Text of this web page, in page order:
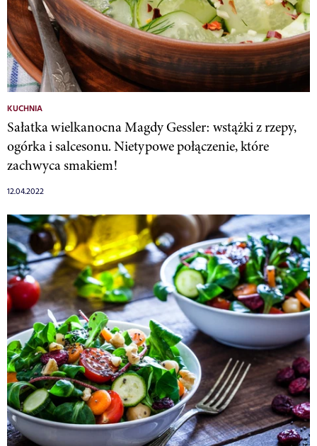
KUCHNIA
Sałatka wielkanocna Magdy Gessler: wstążki z rzepy,
ogórka i salcesonu. Nietypowe połączenie, które
zachwyca smakiem!
12.04.2022